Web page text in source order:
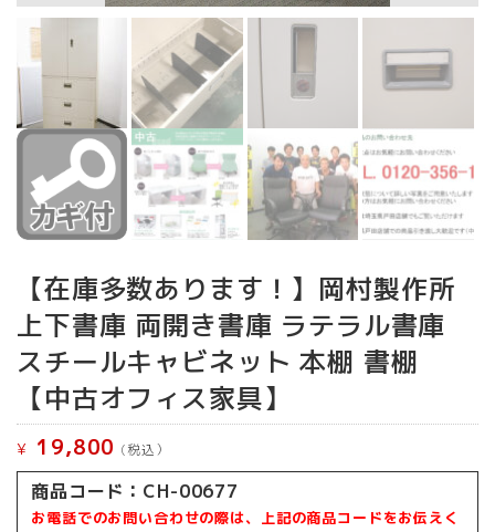
【在庫多数あります！】岡村製作所
上下書庫 両開き書庫 ラテラル書庫
スチールキャビネット 本棚 書棚
【中古オフィス家具】
¥ 19,800 (税込）
商品コード：CH-00677
お電話でのお問い合わせの際は、上記の商品コードをお伝えく